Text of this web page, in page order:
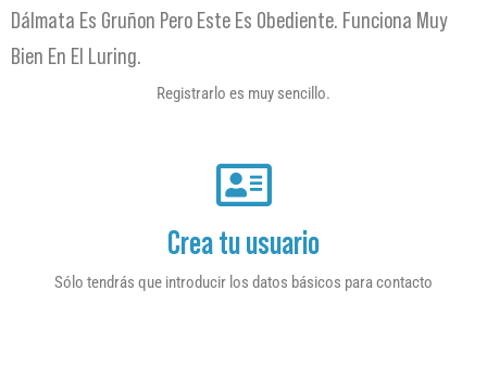
Dálmata Es Gruñon Pero Este Es Obediente. Funciona Muy
Bien En El Luring.
Registrarlo es muy sencillo.
Crea tu usuario
Sólo tendrás que introducir los datos básicos para contacto